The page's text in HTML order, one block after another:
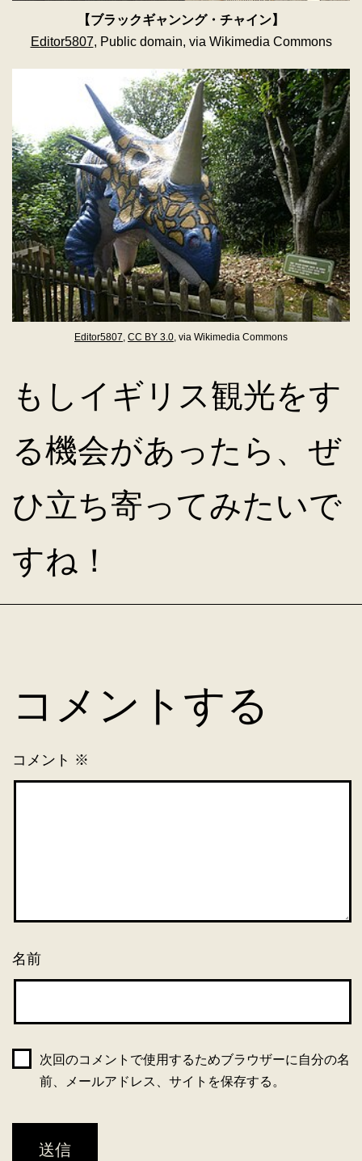
【ブラックギャンング・チャイン】
Editor5807, Public domain, via Wikimedia Commons
Editor5807, CC BY 3.0, via Wikimedia Commons
もしイギリス観光をす
る機会があったら、ぜ
ひ立ち寄ってみたいで
すね！
コメントする
コメント ※
名前
次回のコメントで使用するためブラウザーに自分の名
前、メールアドレス、サイトを保存する。